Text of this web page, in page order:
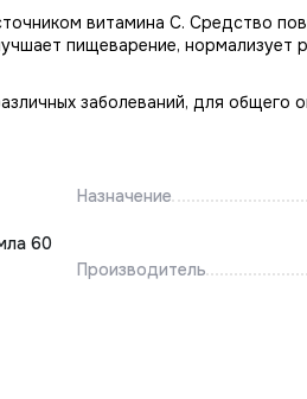
витамина С. Средство
пищеварение, нормализует
заболеваний, для общего
60
Назначение
Производитель